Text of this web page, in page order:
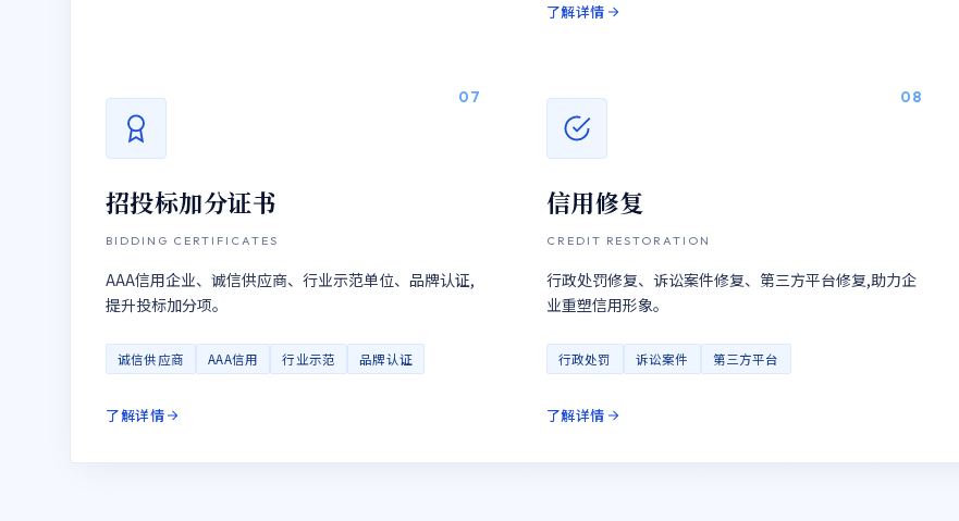
了解详情
07
招投标加分证书
BIDDING CERTIFICATES
AAA信用企业、诚信供应商、行业示范单位、品牌认证,
提升投标加分项。
诚信供应商 AAA信用 行业示范 品牌认证
了解详情
08
信用修复
CREDIT RESTORATION
行政处罚修复、诉讼案件修复、第三方平台修复,助力企
业重塑信用形象。
行政处罚 诉讼案件 第三方平台
了解详情